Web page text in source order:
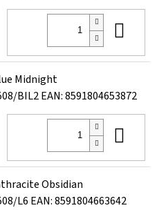
Midnight
BIL2EAN:8591804653872
Obsidian
L6 EAN:8591804663642